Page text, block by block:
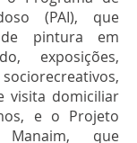
(PAI), que
pintura em
exposições,
visita domiciliar
e o Projeto
Manaim, que